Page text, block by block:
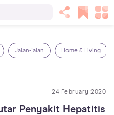
Jalan-jalan Home & Living
24 February 2020
Penyakit Hepatitis